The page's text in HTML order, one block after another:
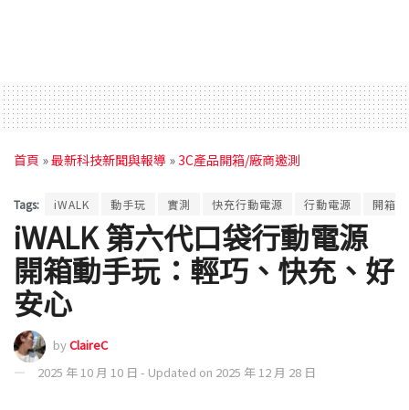
首頁 »最新科技新聞與報導 »3C產品開箱/廠商邀測
Tags: iWALK 動手玩 實測 快充行動電源 行動電源 開箱
iWALK 第六代口袋行動電源
開箱動手玩：輕巧、快充、好
安心
byClaireC
2025 年 10 月 10 日 - Updated on 2025 年 12 月 28 日